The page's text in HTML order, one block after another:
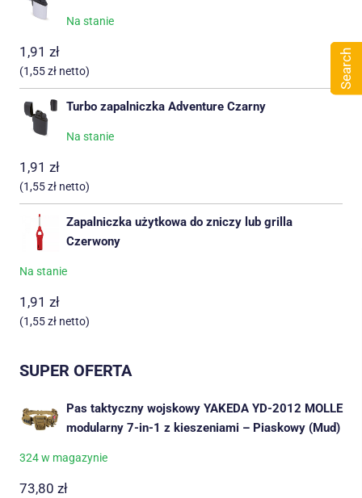
Na stanie
1,91 zł
(1,55zł netto)
Turbo zapalniczka Adventure Czarny
Na stanie
1,91 zł
(1,55zł netto)
Zapalniczka użytkowa do zniczy lub grilla
Czerwony
Na stanie
1,91 zł
(1,55zł netto)
SUPER OFERTA
Pas taktyczny wojskowy YAKEDA YD-2012 MOLLE
modularny 7-in-1 z kieszeniami – Piaskowy (Mud)
324 w magazynie
73,80 zł
Search